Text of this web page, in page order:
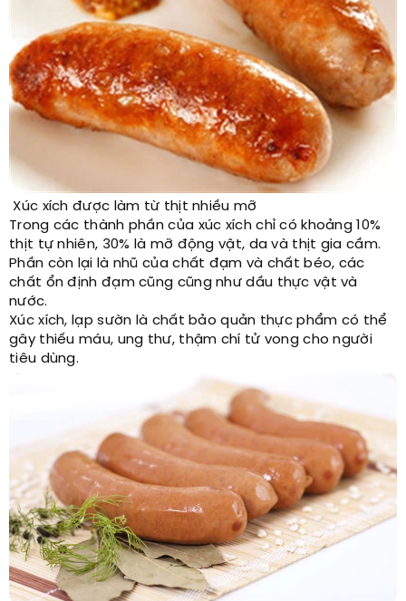
Xúc xích được làm từ thịt nhiều mỡ
Trong các thành phần của xúc xích chỉ có khoảng 10%
thịt tự nhiên, 30% là mỡ động vật, da và thịt gia cầm.
Phần còn lại là nhũ của chất đạm và chất béo, các
chất ổn định đạm cũng cũng như dầu thực vật và
nước.
Xúc xích, lạp sườn là chất bảo quản thực phẩm có thể
gây thiếu máu, ung thư, thậm chí tử vong cho người
tiêu dùng.